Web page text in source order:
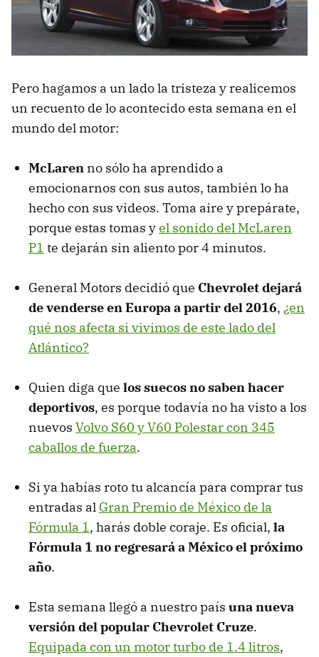
Pero hagamos a un lado la tristeza y realicemos
un recuento de lo acontecido esta semana en el
mundo del motor:
McLaren no sólo ha aprendido a
emocionarnos con sus autos, también lo ha
hecho con sus videos. Toma aire y prepárate,
porque estas tomas yel sonido del McLaren
P1 te dejarán sin aliento por 4 minutos.
General Motors decidió que Chevrolet dejará
de venderse en Europa a partir del 2016, ¿en
qué nos afecta si vivimos de este lado del
Atlántico?
Quien diga que los suecos no saben hacer
deportivos, es porque todavía no ha visto a los
nuevos Volvo S60 y V60 Polestar con 345
caballos de fuerza.
Si ya habías roto tu alcancía para comprar tus
entradas al Gran Premio de México de la
Fórmula 1, harás doble coraje. Es oficial, la
Fórmula 1 no regresará a México el próximo
año.
Esta semana llegó a nuestro país una nueva
versión del popular Chevrolet Cruze.
Equipada con un motor turbo de 1.4 litros,